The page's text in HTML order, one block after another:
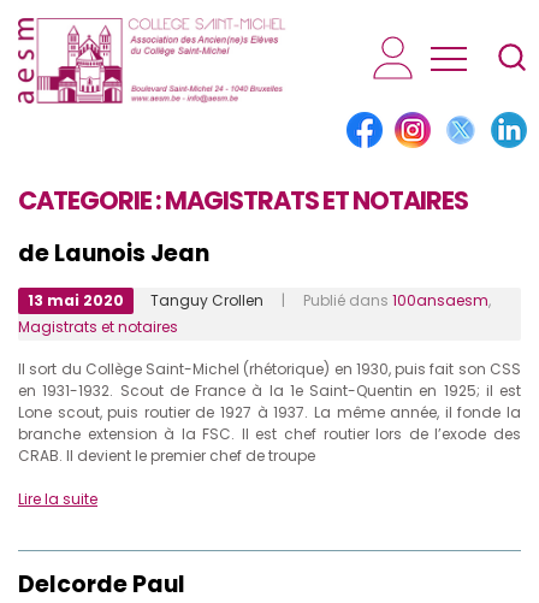
AESM...
CATEGORIE :MAGISTRATS ET NOTAIRES
de Launois Jean
13 mai 2020 Tanguy Crollen | Publié dans 100ansaesm,
Magistrats et notaires
Il sort du Collège Saint-Michel (rhétorique) en 1930, puis fait son CSS
en 1931-1932. Scout de France à la 1e Saint-Quentin en 1925; il est
Lone scout, puis routier de 1927 à 1937. La même année, il fonde la
branche extension à la FSC. Il est chef routier lors de l’exode des
CRAB. Il devient le premier chef de troupe
Lire la suite
Delcorde Paul